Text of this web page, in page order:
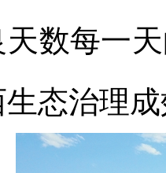
数每一
生态治理